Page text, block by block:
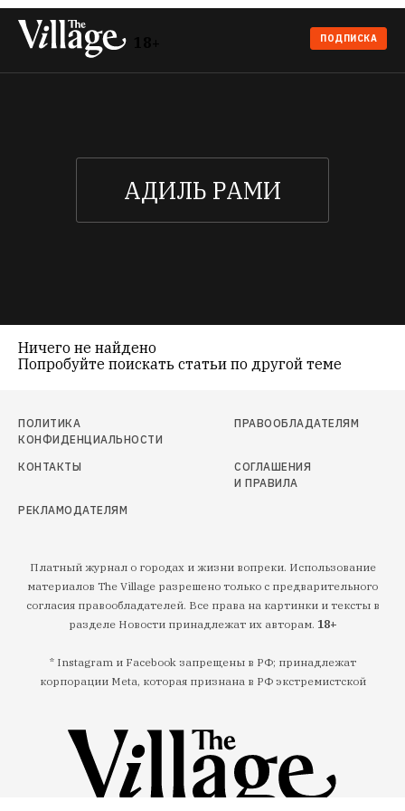
ПОДПИСКА
Ничего не найдено
Попробуйте поискать статьи по другой теме
ПОЛИТИКА
КОНФИДЕНЦИАЛЬНОСТИ
ПРАВООБЛАДАТЕЛЯМ
КОНТАКТЫ
СОГЛАШЕНИЯ
И ПРАВИЛА
РЕКЛАМОДАТЕЛЯМ
Платный журнал о городах и жизни вопреки. Использование
материалов The Village разрешено только с предварительного
согласия правообладателей. Все права на картинки и тексты в
разделе Новости принадлежат их авторам. 18+
* Instagram и Facebook запрещены в РФ; принадлежат
корпорации Meta, которая признана в РФ экстремистской